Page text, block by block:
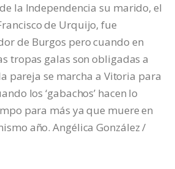
la Independencia su marido, el
de Urquijo, fue
de Burgos pero cuando en
tropas galas son obligadas a
pareja se marcha a Vitoria para
los ‘gabachos’ hacen lo
para más ya que muere en
año. Angélica González /